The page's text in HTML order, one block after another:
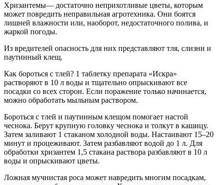
Хризантемы— достаточно неприхотливые цветы, которым
может повредить неправильная агротехника. Они боятся
лишней влажности или, наоборот, недостаточного полива, и
жаркой погоды.
Из вредителей опасность для них представляют тля, слизни и
паутинный клещ.
Как бороться с тлей? 1 таблетку препарата «Искра»
растворяют в 10 л воды и тщательно опрыскивают все
посадки со всех сторон. Если поражение только начинается,
можно обработать мыльным раствором.
Бороться с тлей и паутинным клещом помогает настой
чеснока. Берут крупную головку чеснока и толкут в кашицу.
Затем заливают 1 стаканом холодной воды. Настаивают 15–20
минут и процеживают. Затем разбавляют водой до 1 л. Для
обработки хризантем 1,5 стакана раствора разбавляют в 10 л
воды и опрыскивают цветы.
Ложная мучнистая роса может навредить многим посадкам,